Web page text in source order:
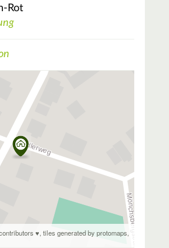
Rot
♥,tiles generated by protomaps,